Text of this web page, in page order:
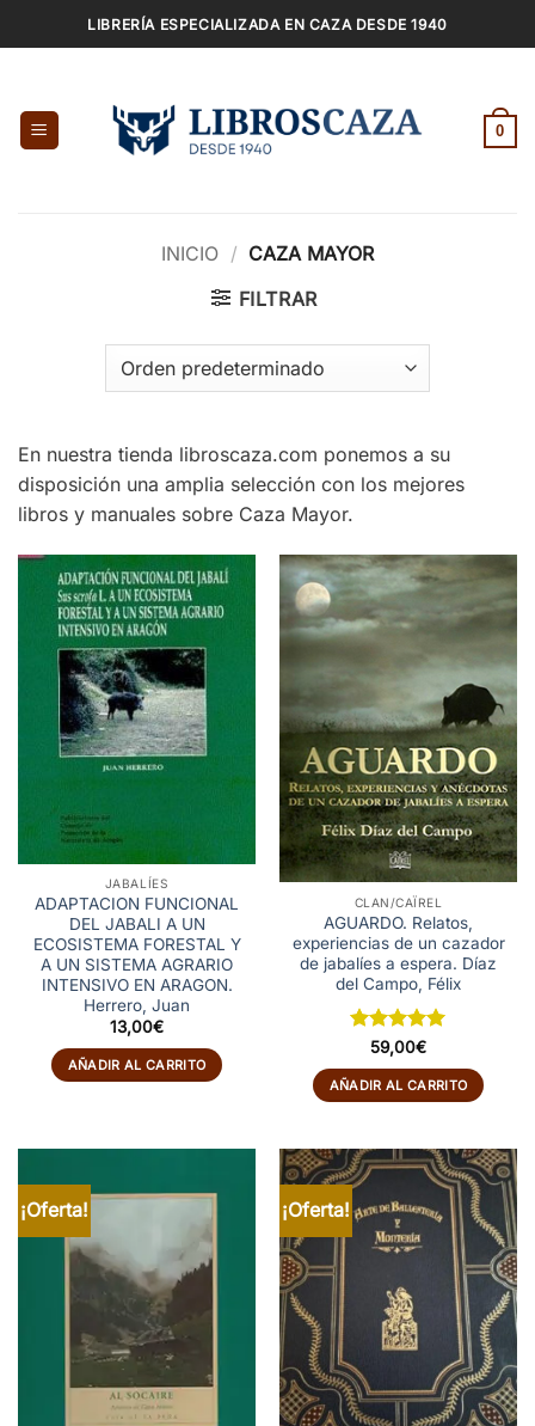
al
LIBRERÍA ESPECIALIZADA EN CAZA DESDE 1940
0
INICIO / CAZA MAYOR
FILTRAR
En nuestra tienda libroscaza.com ponemos a su
disposición una amplia selección con los mejores
libros y manuales sobre Caza Mayor.
JABALÍES
ADAPTACION FUNCIONAL
DEL JABALI A UN
ECOSISTEMA FORESTAL Y
A UN SISTEMA AGRARIO
INTENSIVO EN ARAGON.
Herrero, Juan
13,00€
AÑADIR AL CARRITO
CLAN/CAÏREL
AGUARDO. Relatos,
experiencias de un cazador
de jabalíes a espera. Díaz
del Campo, Félix
Valorado
con5de 5
59,00€
AÑADIR AL CARRITO
¡Oferta! ¡Oferta!